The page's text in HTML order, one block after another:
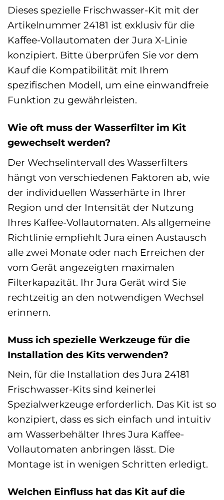
Dieses spezielle Frischwasser-Kit mit der
Artikelnummer 24181 ist exklusiv für die
Kaffee-Vollautomaten der Jura X-Linie
konzipiert. Bitte überprüfen Sie vor dem
Kauf die Kompatibilität mit Ihrem
spezifischen Modell, um eine einwandfreie
Funktion zu gewährleisten.
Wie oft muss der Wasserfilter im Kit
gewechselt werden?
Der Wechselintervall des Wasserfilters
hängt von verschiedenen Faktoren ab, wie
der individuellen Wasserhärte in Ihrer
Region und der Intensität der Nutzung
Ihres Kaffee-Vollautomaten. Als allgemeine
Richtlinie empfiehlt Jura einen Austausch
alle zwei Monate oder nach Erreichen der
vom Gerät angezeigten maximalen
Filterkapazität. Ihr Jura Gerät wird Sie
rechtzeitig an den notwendigen Wechsel
erinnern.
Muss ich spezielle Werkzeuge für die
Installation des Kits verwenden?
Nein, für die Installation des Jura 24181
Frischwasser-Kits sind keinerlei
Spezialwerkzeuge erforderlich. Das Kit ist so
konzipiert, dass es sich einfach und intuitiv
am Wasserbehälter Ihres Jura Kaffee-
Vollautomaten anbringen lässt. Die
Montage ist in wenigen Schritten erledigt.
Welchen Einfluss hat das Kit auf die